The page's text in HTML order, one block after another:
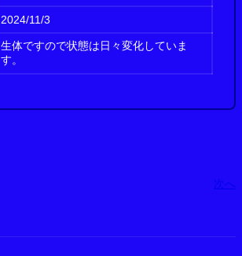
2024/11/3
生体ですので状態は日々変化していま
す。
次へ